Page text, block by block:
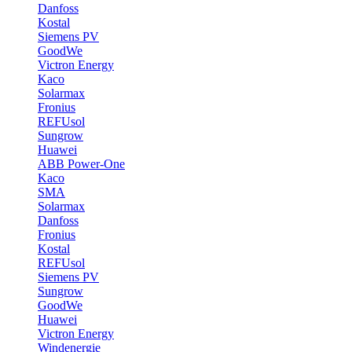
Danfoss
Kostal
Siemens PV
GoodWe
Victron Energy
Kaco
Solarmax
Fronius
REFUsol
Sungrow
Huawei
ABB Power-One
Kaco
SMA
Solarmax
Danfoss
Fronius
Kostal
REFUsol
Siemens PV
Sungrow
GoodWe
Huawei
Victron Energy
Windenergie